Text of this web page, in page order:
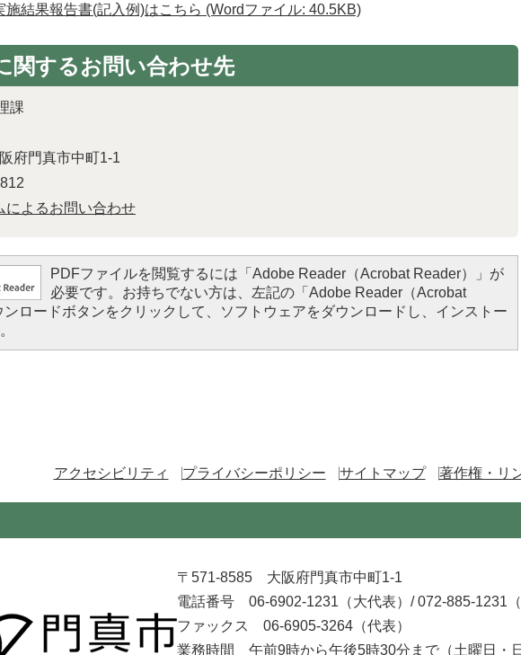
施結果報告書(記入例)はこちら (Wordファイル: 40.5KB)
関するお問い合わせ先
課
府門真市中町1-1
によるお問い合わせ
PDFファイルを閲覧するには「Adobe Reader（Acrobat Reader）」が
必要です。お持ちでない方は、左記の「Adobe Reader（Acrobat
ンロードボタンをクリックして、ソフトウェアをダウンロードし、インストー
アクセシビリティ プライバシーポリシー サイトマップ 著作権・リ
〒571-8585 大阪府門真市中町1-1
電話番号 06-6902-1231（大代表）/072-885-1231（
ファックス 06-6905-3264（代表）
業務時間 午前9時から午後5時30分まで （土曜日・